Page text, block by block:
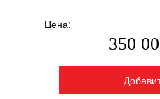
Цена:
350